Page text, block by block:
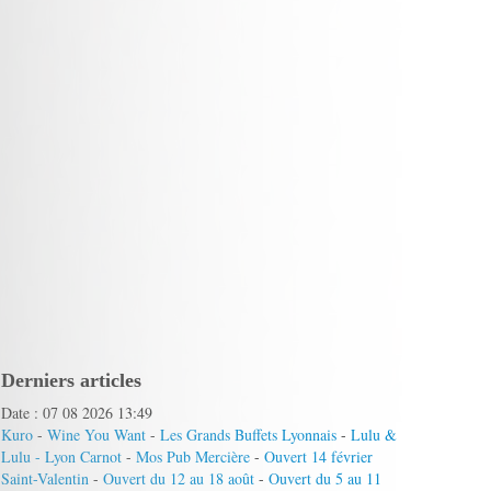
Derniers articles
Date : 07 08 2026 13:49
Kuro - Wine You Want - Les Grands Buffets Lyonnais - Lulu &
Lulu - Lyon Carnot - Mos Pub Mercière - Ouvert 14 février
Saint-Valentin - Ouvert du 12 au 18 août - Ouvert du 5 au 11